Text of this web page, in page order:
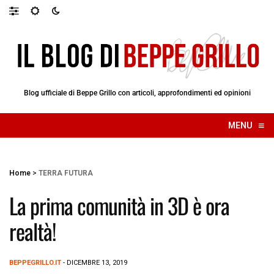
Blog ufficiale di Beppe Grillo con articoli, approfondimenti ed opinioni
MENU ≡
☰
Home > TERRA FUTURA
La prima comunità in 3D è ora
realtà!
BEPPEGRILLO.IT - DICEMBRE 13, 2019